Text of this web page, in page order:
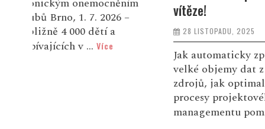
vítěze!
28 LISTOPADU, 2025
Jak automaticky zpracovávat
zdrojů, jak optimalizovat IT
Sára celý
dobro kolem
podle motta
dáno.“ Byla
devítileté